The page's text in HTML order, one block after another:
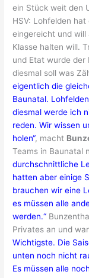
ein Stück weit den
HSV: Lohfelden
eingereicht und
Klasse halten will.
und Etat wurde der
diesmal soll was
eigentlich die
Baunatal.
diesmal werde ich
reden. Wir wissen
holen“, macht
Teams in Baunatal
durchschnittliche
hatten aber einige
brauchen wir eine
es müssen alle
werden.“
Privates an und
Wichtigste. Die
unten noch nicht
Es müssen alle